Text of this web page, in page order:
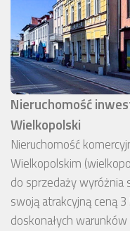
Nieruchomość
Wielkopolski
Nieruchomość
Wielkopolskim
do sprzedaży wyróżnia
swoją atrakcyjną ceną
doskonałych warunków